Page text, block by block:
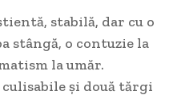
stabilă, dar cu o
stângă, o contuzie la
la umăr.
și două tărgi